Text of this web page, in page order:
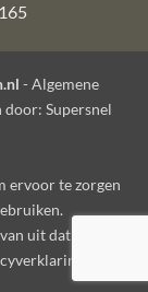
- Algemene
door: Supersnel
ervoor te zorgen
uit dat je dat